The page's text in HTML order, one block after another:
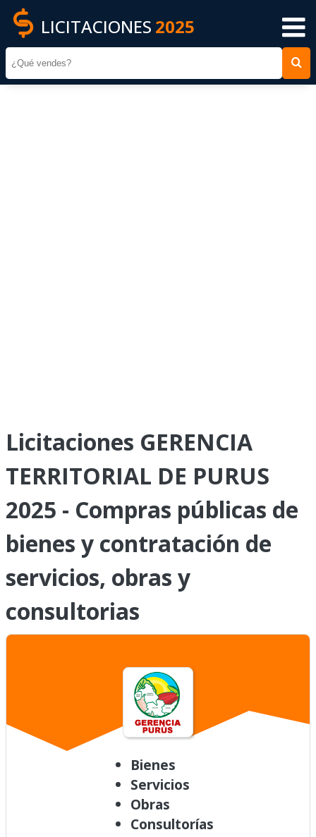
LICITACIONES 2025
Licitaciones GERENCIA
TERRITORIAL DE PURUS
2025 - Compras públicas de
bienes y contratación de
servicios, obras y
consultorias
Bienes
Servicios
Obras
Consultorías